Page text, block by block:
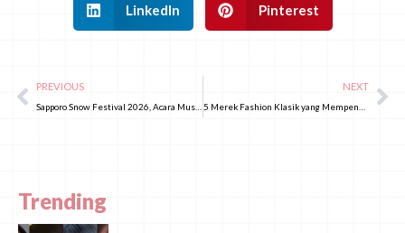
LinkedIn Pinterest
PREVIOUS NEXT
Trending